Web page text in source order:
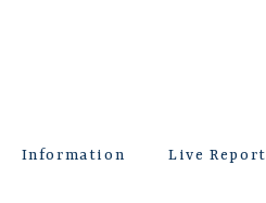
Information Live Report